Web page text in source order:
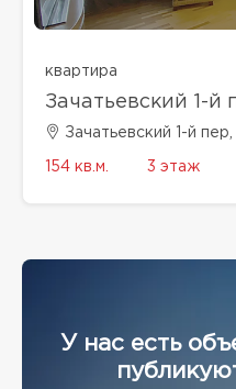
квартира
Зачатьевский 1-й
Зачатьевский 1-й пер,
154 кв.м. 3 этаж
У нас есть